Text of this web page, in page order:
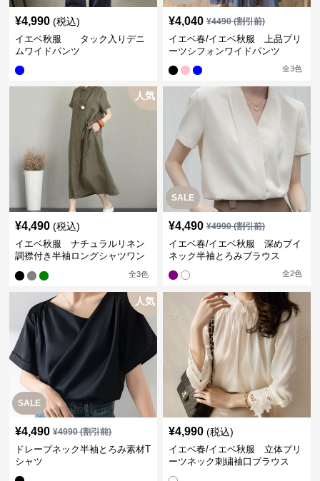
¥4,990 (税込)
イエベ秋服 タック入りデニ
ムワイドパンツ
¥4,040 ¥4490(割引前)
イエベ春/イエベ秋服 上品プリ
ーツシフォンワイドパンツ
全3色
人気
¥4,490 (税込)
イエベ秋服 ナチュラルリネン
調襟付き半袖ロングシャツワン
全3色
SALE
¥4,490 ¥4990(割引前)
イエベ春/イエベ秋服 深めブイ
ネック半袖とろみブラウス
全2色
SALE
人気
¥4,490 ¥4990(割引前)
ドレープネック半袖とろみ素材T
シャツ
¥4,990 (税込)
イエベ春/イエベ秋服 立体プリ
ーツネック刺繍袖口ブラウス